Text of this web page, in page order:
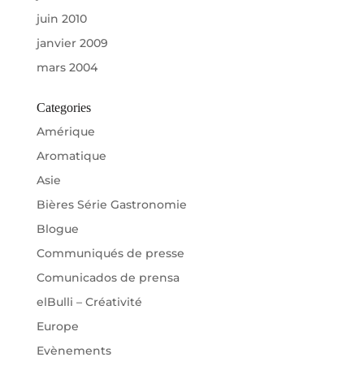
juin 2010
janvier 2009
mars 2004
Categories
Amérique
Aromatique
Asie
Bières Série Gastronomie
Blogue
Communiqués de presse
Comunicados de prensa
elBulli – Créativité
Europe
Evènements